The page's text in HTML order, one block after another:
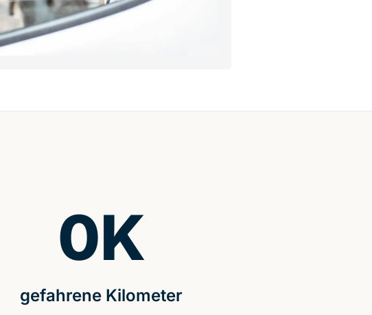
gefahrene Kilometer
0K